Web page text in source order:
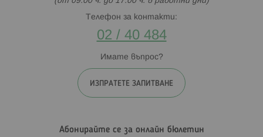
Телефон за контакти:
02 / 40 484
Имате въпрос?
ИЗПРАТЕТЕ ЗАПИТВАНЕ
Абонирайте се за онлайн бюлетин